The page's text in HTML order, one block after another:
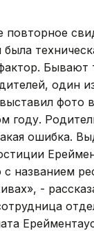
повторное
Бывают
один
фото
году.
ошибка.
с названием
-